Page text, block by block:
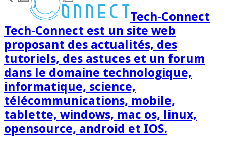
Tech-Connect
Tech-Connect est un site web
proposant des actualités, des
tutoriels, des astuces et un forum
dans le domaine technologique,
informatique, science,
télécommunications, mobile,
tablette, windows, mac os, linux,
opensource, android et IOS.